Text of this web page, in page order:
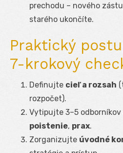
prechodu – nového
starého ukončíte.
Praktický
7-krokový
Definujte cieľ a rozsah
rozpočet).
Vytipujte 3–5 odborníkov
poistenie, prax.
Zorganizujte úvodné